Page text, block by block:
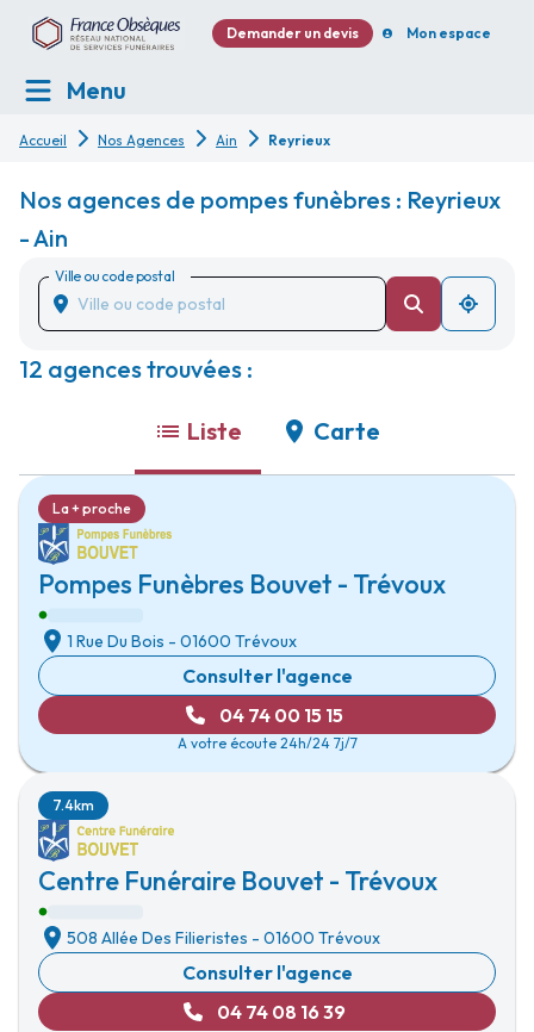
Demander un devis Mon espace
Menu
Accueil Nos Agences Ain Reyrieux
Nos agences de pompes funèbres : Reyrieux
- Ain
Ville ou code postal
12 agences trouvées :
Liste Carte
Pompes Funèbres Bouvet - Trévoux
La + proche
1 Rue Du Bois - 01600 Trévoux
Consulter l'agence
04 74 00 15 15
A votre écoute 24h/24 7j/7
Centre Funéraire Bouvet - Trévoux
7.4km
508 Allée Des Filieristes - 01600 Trévoux
Consulter l'agence
04 74 08 16 39